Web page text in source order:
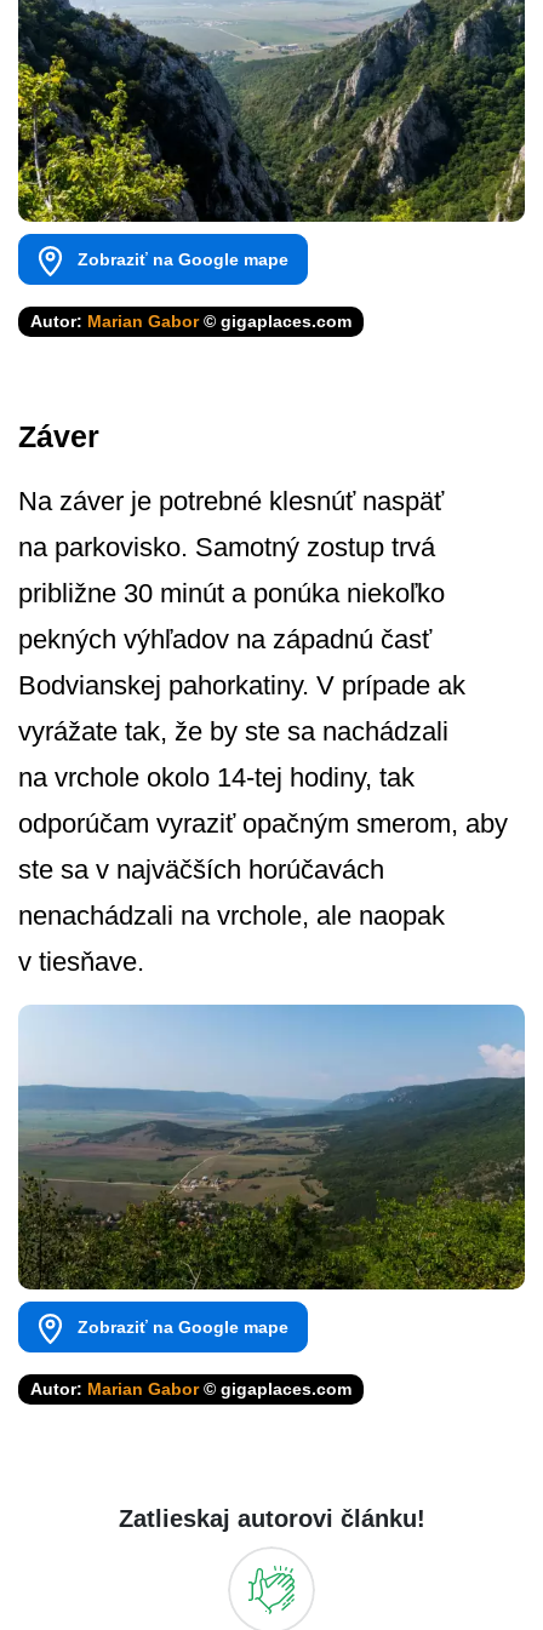
Zobraziť na Google mape
Autor: Marian Gabor© gigaplaces.com
Záver
Na záver je potrebné klesnúť naspäť
na parkovisko. Samotný zostup trvá
približne 30 minút a ponúka niekoľko
pekných výhľadov na západnú časť
Bodvianskej pahorkatiny. V prípade ak
vyrážate tak, že by ste sa nachádzali
na vrchole okolo 14-tej hodiny, tak
odporúčam vyraziť opačným smerom, aby
ste sa v najväčších horúčavách
nenachádzali na vrchole, ale naopak
v tiesňave.
Zobraziť na Google mape
Autor: Marian Gabor© gigaplaces.com
Zatlieskaj autorovi článku!